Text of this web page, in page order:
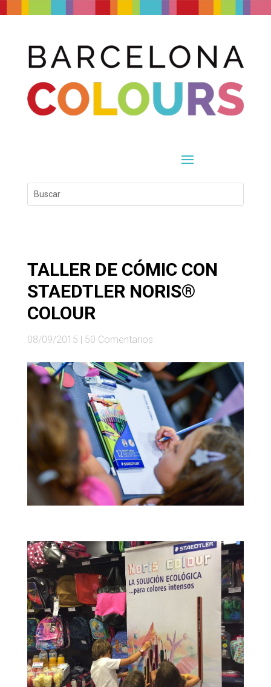
TALLER DE CÓMIC CON
STAEDTLER NORIS®
COLOUR
08/09/2015 50 Comentarios